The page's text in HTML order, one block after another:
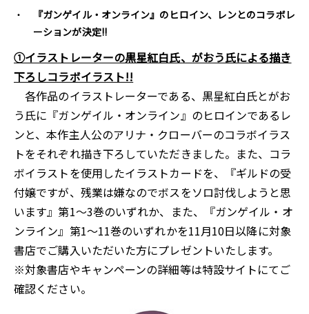
『ガンゲイル・オンライン』のヒロイン、レンとのコラボレ
ーションが決定!!
①イラストレーターの黒星紅白氏、がおう氏による描き
下ろしコラボイラスト!!
各作品のイラストレーターである、黒星紅白氏とがお
う氏に『ガンゲイル・オンライン』のヒロインであるレ
ンと、本作主人公のアリナ・クローバーのコラボイラス
トをそれぞれ描き下ろしていただきました。また、コラ
ボイラストを使用したイラストカードを、『ギルドの受
付嬢ですが、残業は嫌なのでボスをソロ討伐しようと思
います』第1～3巻のいずれか、また、『ガンゲイル・オ
ンライン』第1～11巻のいずれかを11月10日以降に対象
書店でご購入いただいた方にプレゼントいたします。
※対象書店やキャンペーンの詳細等は特設サイトにてご
確認ください。